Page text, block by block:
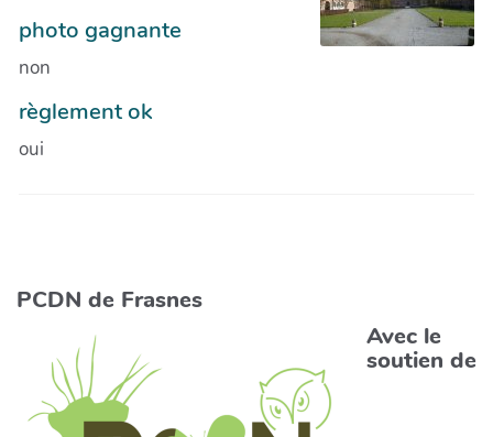
photo gagnante
non
règlement ok
oui
PCDN de Frasnes
Avec le
soutien de